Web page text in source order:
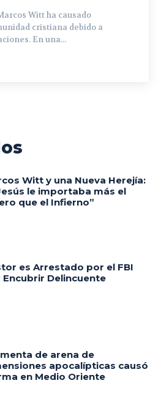
Witt ha causado
cristiana debido a
En una...
Witt y una Nueva Herejía:
le importaba más el
que el Infierno”
es Arrestado por el FBI
Encubrir Delincuente
de arena de
apocalípticas causó
en Medio Oriente